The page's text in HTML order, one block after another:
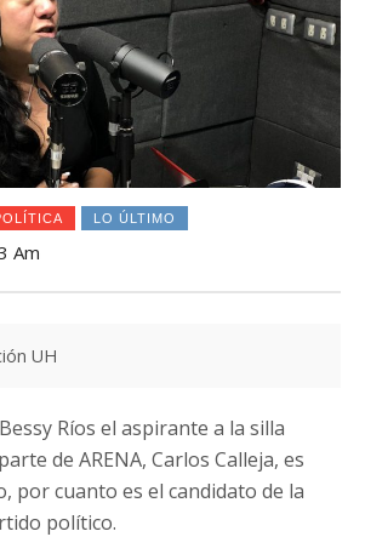
LO ÚLTIMO
Am
UH
Ríos el aspirante a la silla
de ARENA, Carlos Calleja, es
por cuanto es el candidato de la
político.